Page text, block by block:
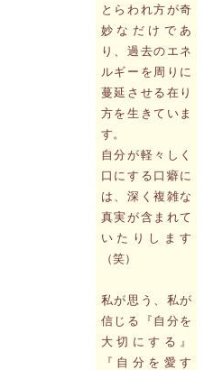
とらわれ方が奇
妙なだけであ
り、過去のエネ
ルギーを周りに
蔓延させる在り
方を生きていま
す。
自分が軽々しく
口にする口癖に
は、深く複雑な
真実が含まれて
いたりします
（笑）
私が思う、私が
信じる『自分を
大切にする』
『自分を愛す